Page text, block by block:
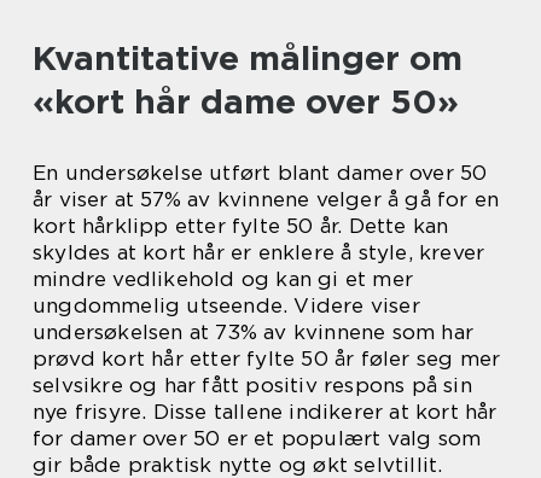
Kvantitative målinger om
«kort hår dame over 50»
En undersøkelse utført blant damer over 50
år viser at 57% av kvinnene velger å gå for en
kort hårklipp etter fylte 50 år. Dette kan
skyldes at kort hår er enklere å style, krever
mindre vedlikehold og kan gi et mer
ungdommelig utseende. Videre viser
undersøkelsen at 73% av kvinnene som har
prøvd kort hår etter fylte 50 år føler seg mer
selvsikre og har fått positiv respons på sin
nye frisyre. Disse tallene indikerer at kort hår
for damer over 50 er et populært valg som
gir både praktisk nytte og økt selvtillit.